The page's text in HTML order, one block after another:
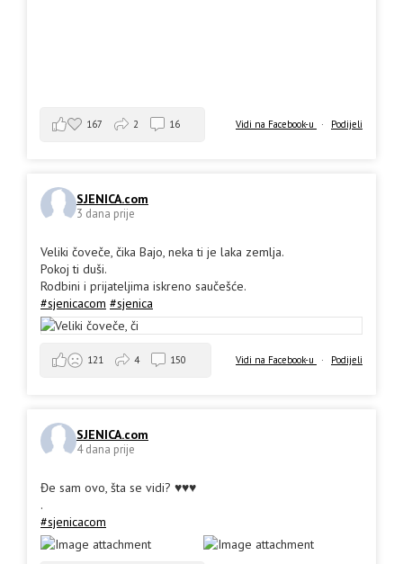
Vidi na Facebook-u · Podijeli
167 2 16
SJENICA.com
3 dana prije
Veliki čoveče, čika Bajo, neka ti je laka zemlja.
Pokoj ti duši.
Rodbini i prijateljima iskreno saučešće.
#sjenicacom #sjenica
Vidi na Facebook-u · Podijeli
121 4 150
SJENICA.com
4 dana prije
Đe sam ovo, šta se vidi? ♥️♥️♥️
.
#sjenicacom